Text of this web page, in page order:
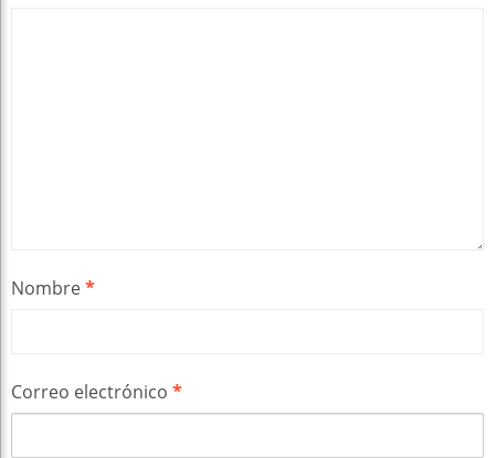
Nombre*
Correo electrónico *